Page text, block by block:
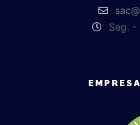
Seg. -